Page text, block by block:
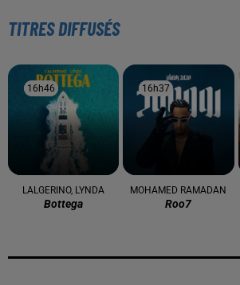
TITRES DIFFUSÉS
16h46
16h46
LALGERINO, LYNDA
Bottega
16h37
16h37
MOHAMED RAMADAN
Roo7